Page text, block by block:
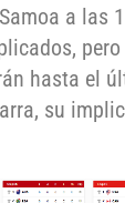
a las
hasta el
su